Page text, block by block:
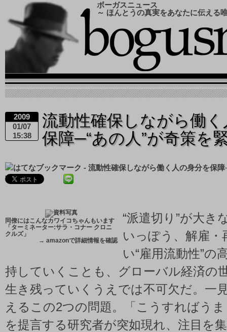
ボーガスニュース
～ ほんとうの真実をあなたに伝える
2009
01/07
15:38
流動性確保しながら働
保障─“あの人”が奇策を
同僚にはこんなカワイコちゃんもいます
「ターミネーター:サラ・コナー クロニ
クルズ」
→ amazonで詳細情報を確認
“派遣切り”が大き
いっぽう、解雇・
い“雇用流動性”の
持していくことも、グローバル経済の
生き残っていくうえでは不可欠だ。一
えるこの2つの問題。「こうすればう
を提言する研究者が突如現れ、注目を